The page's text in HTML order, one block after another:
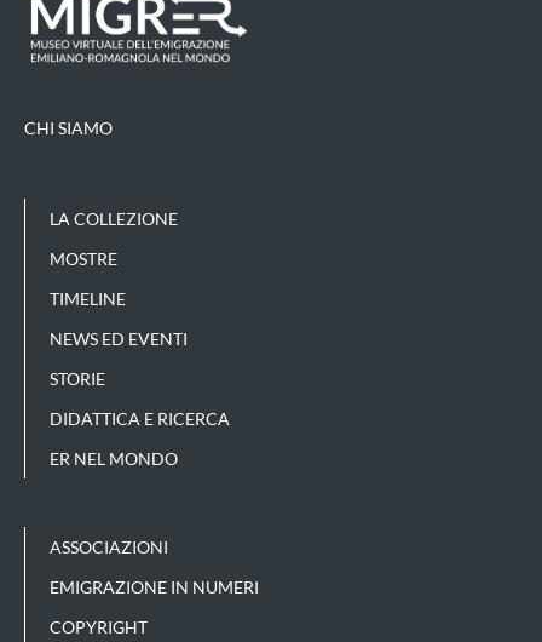
CHI SIAMO
LA COLLEZIONE
MOSTRE
TIMELINE
NEWS ED EVENTI
STORIE
DIDATTICA E RICERCA
ER NEL MONDO
ASSOCIAZIONI
EMIGRAZIONE IN NUMERI
COPYRIGHT